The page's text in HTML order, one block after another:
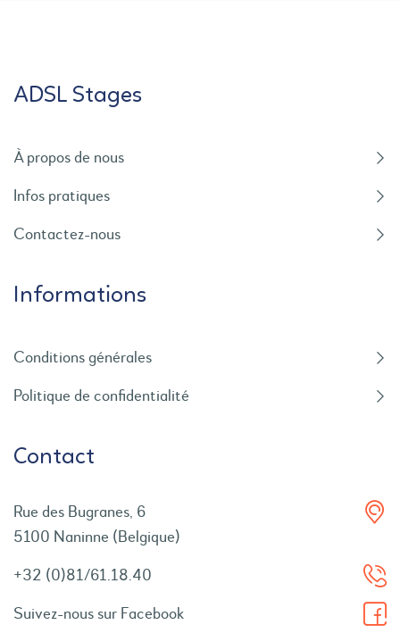
ADSL Stages
À propos de nous
Infos pratiques
Contactez-nous
Informations
Conditions générales
Politique de confidentialité
Contact
Rue des Bugranes, 6
5100 Naninne (Belgique)
+32 (0)81/61.18.40
Suivez-nous sur Facebook